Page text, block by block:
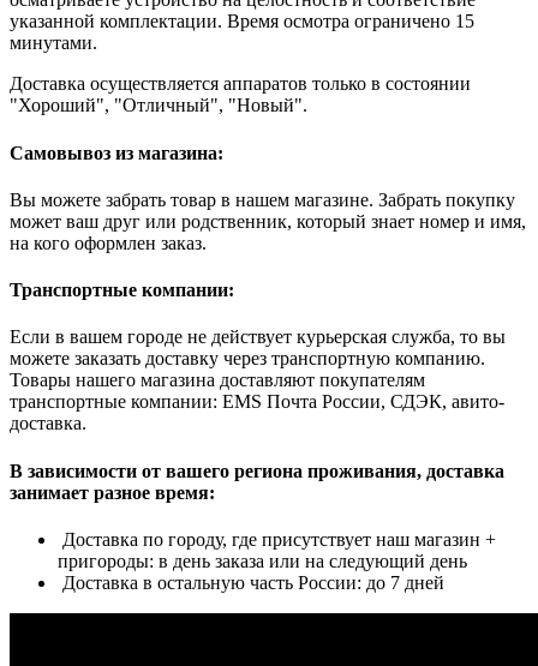
указанной комплектации. Время осмотра ограничено 15
минутами.
Доставка осуществляется аппаратов только в состоянии
"Хороший", "Отличный", "Новый".
Самовывоз из магазина:
Вы можете забрать товар в нашем магазине. Забрать покупку
может ваш друг или родственник, который знает номер и имя,
на кого оформлен заказ.
Транспортные компании:
Если в вашем городе не действует курьерская служба, то вы
можете заказать доставку через транспортную компанию.
Товары нашего магазина доставляют покупателям
транспортные компании: EMS Почта России, СДЭК, авито-
доставка.
В зависимости от вашего региона проживания, доставка
занимает разное время:
Доставка по городу, где присутствует наш магазин +
пригороды: в день заказа или на следующий день
Доставка в остальную часть России: до 7 дней